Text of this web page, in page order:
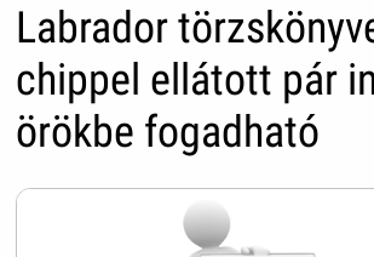
Labrador
chippel ellátott pár
örökbe fogadható